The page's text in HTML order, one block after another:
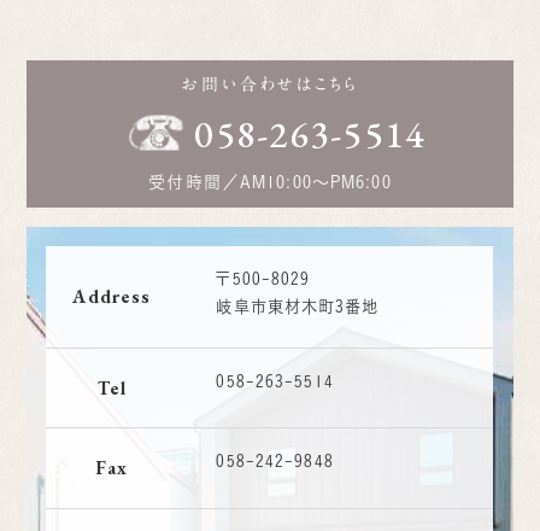
お問い合わせはこちら
058-263-5514
受付時間／ AM10:00～PM6:00
Address
〒500-8029
岐阜市東材木町3番地
Tel 058-263-5514
Fax 058-242-9848